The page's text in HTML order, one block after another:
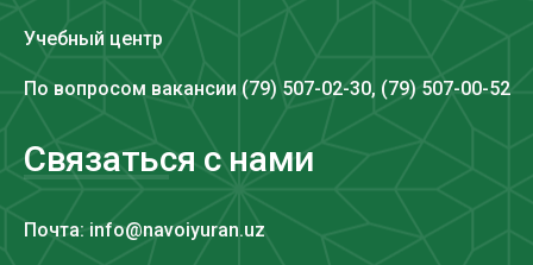
Учебный центр
По вопросом вакансии (79) 507-02-30, (79) 507-00-52
Связаться с нами
Почта: info@navoiyuran.uz